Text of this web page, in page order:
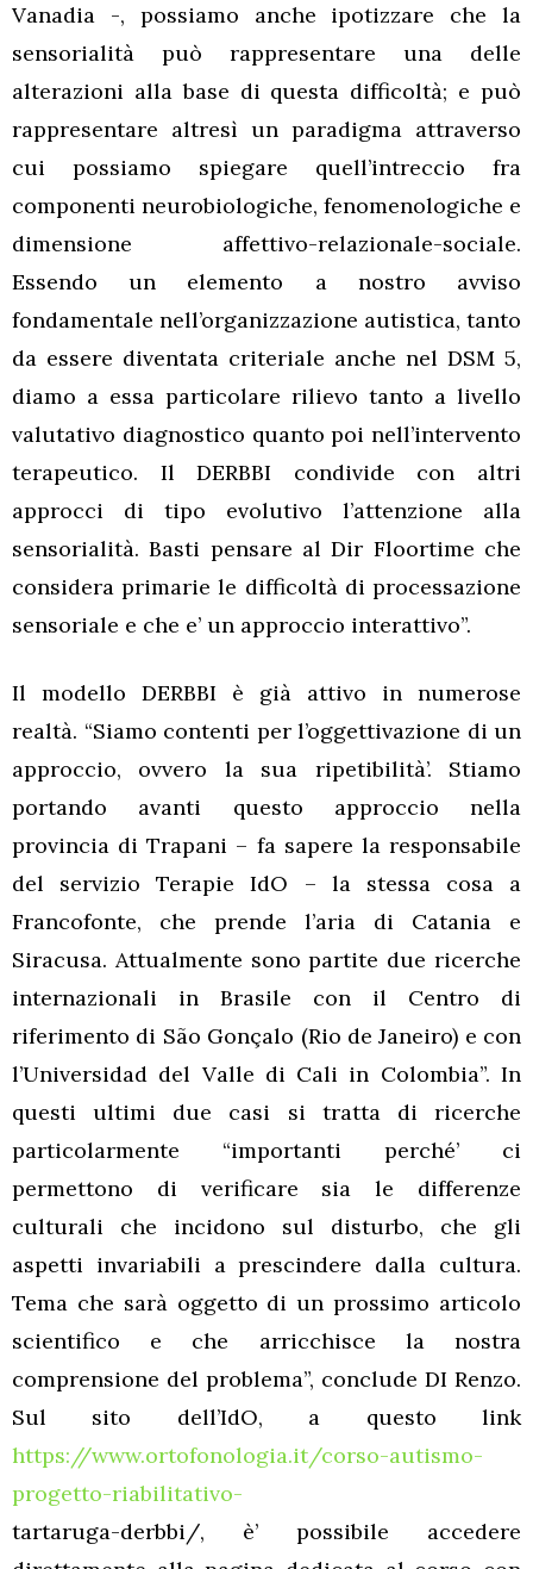
Vanadia -, possiamo anche ipotizzare che la
sensorialità può rappresentare una delle
alterazioni alla base di questa difficoltà; e può
rappresentare altresì un paradigma attraverso
cui possiamo spiegare quell’intreccio fra
componenti neurobiologiche, fenomenologiche e
dimensione affettivo-relazionale-sociale.
Essendo un elemento a nostro avviso
fondamentale nell’organizzazione autistica, tanto
da essere diventata criteriale anche nel DSM 5,
diamo a essa particolare rilievo tanto a livello
valutativo diagnostico quanto poi nell’intervento
terapeutico. Il DERBBI condivide con altri
approcci di tipo evolutivo l’attenzione alla
sensorialità. Basti pensare al Dir Floortime che
considera primarie le difficoltà di processazione
sensoriale e che e’ un approccio interattivo”.
Il modello DERBBI è già attivo in numerose
realtà. “Siamo contenti per l’oggettivazione di un
approccio, ovvero la sua ripetibilità’. Stiamo
portando avanti questo approccio nella
provincia di Trapani – fa sapere la responsabile
del servizio Terapie IdO – la stessa cosa a
Francofonte, che prende l’aria di Catania e
Siracusa. Attualmente sono partite due ricerche
internazionali in Brasile con il Centro di
riferimento di São Gonçalo (Rio de Janeiro) e con
l’Universidad del Valle di Cali in Colombia”. In
questi ultimi due casi si tratta di ricerche
particolarmente “importanti perché’ ci
permettono di verificare sia le differenze
culturali che incidono sul disturbo, che gli
aspetti invariabili a prescindere dalla cultura.
Tema che sarà oggetto di un prossimo articolo
scientifico e che arricchisce la nostra
comprensione del problema”, conclude DI Renzo.
Sul sito dell’IdO, a questo link
https://www.ortofonologia.it/corso-autismo-
progetto-riabilitativo-
tartaruga-derbbi/, è’ possibile accedere